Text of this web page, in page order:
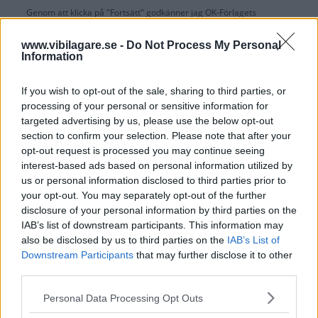
www.vibilagare.se - Do Not Process My Personal
Information
If you wish to opt-out of the sale, sharing to third parties, or
processing of your personal or sensitive information for
targeted advertising by us, please use the below opt-out
section to confirm your selection. Please note that after your
opt-out request is processed you may continue seeing
interest-based ads based on personal information utilized by
us or personal information disclosed to third parties prior to
your opt-out. You may separately opt-out of the further
disclosure of your personal information by third parties on the
IAB’s list of downstream participants. This information may
also be disclosed by us to third parties on the IAB’s List of
Downstream Participants that may further disclose it to other
Please note that this website/app uses one or more Google
Personal Data Processing Opt Outs
Genom att klicka på "Fortsätt" godkänner jag OK-Förlagets
OK-Förlagets integritetspolicy
Är du redan prenumerant på vår papperstidning?
Aktivera din digitala prenumeration utan kostnad här.